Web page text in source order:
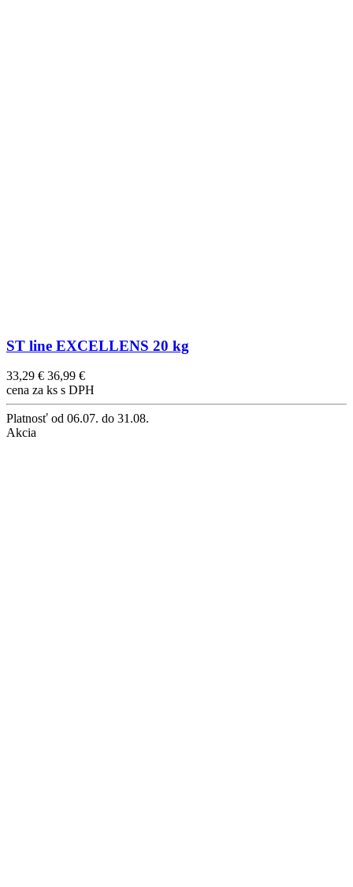
ST line EXCELLENS 20 kg
33,29 € 36,99 €
cena za ks s DPH
Platnosť od 06.07. do 31.08.
Akcia